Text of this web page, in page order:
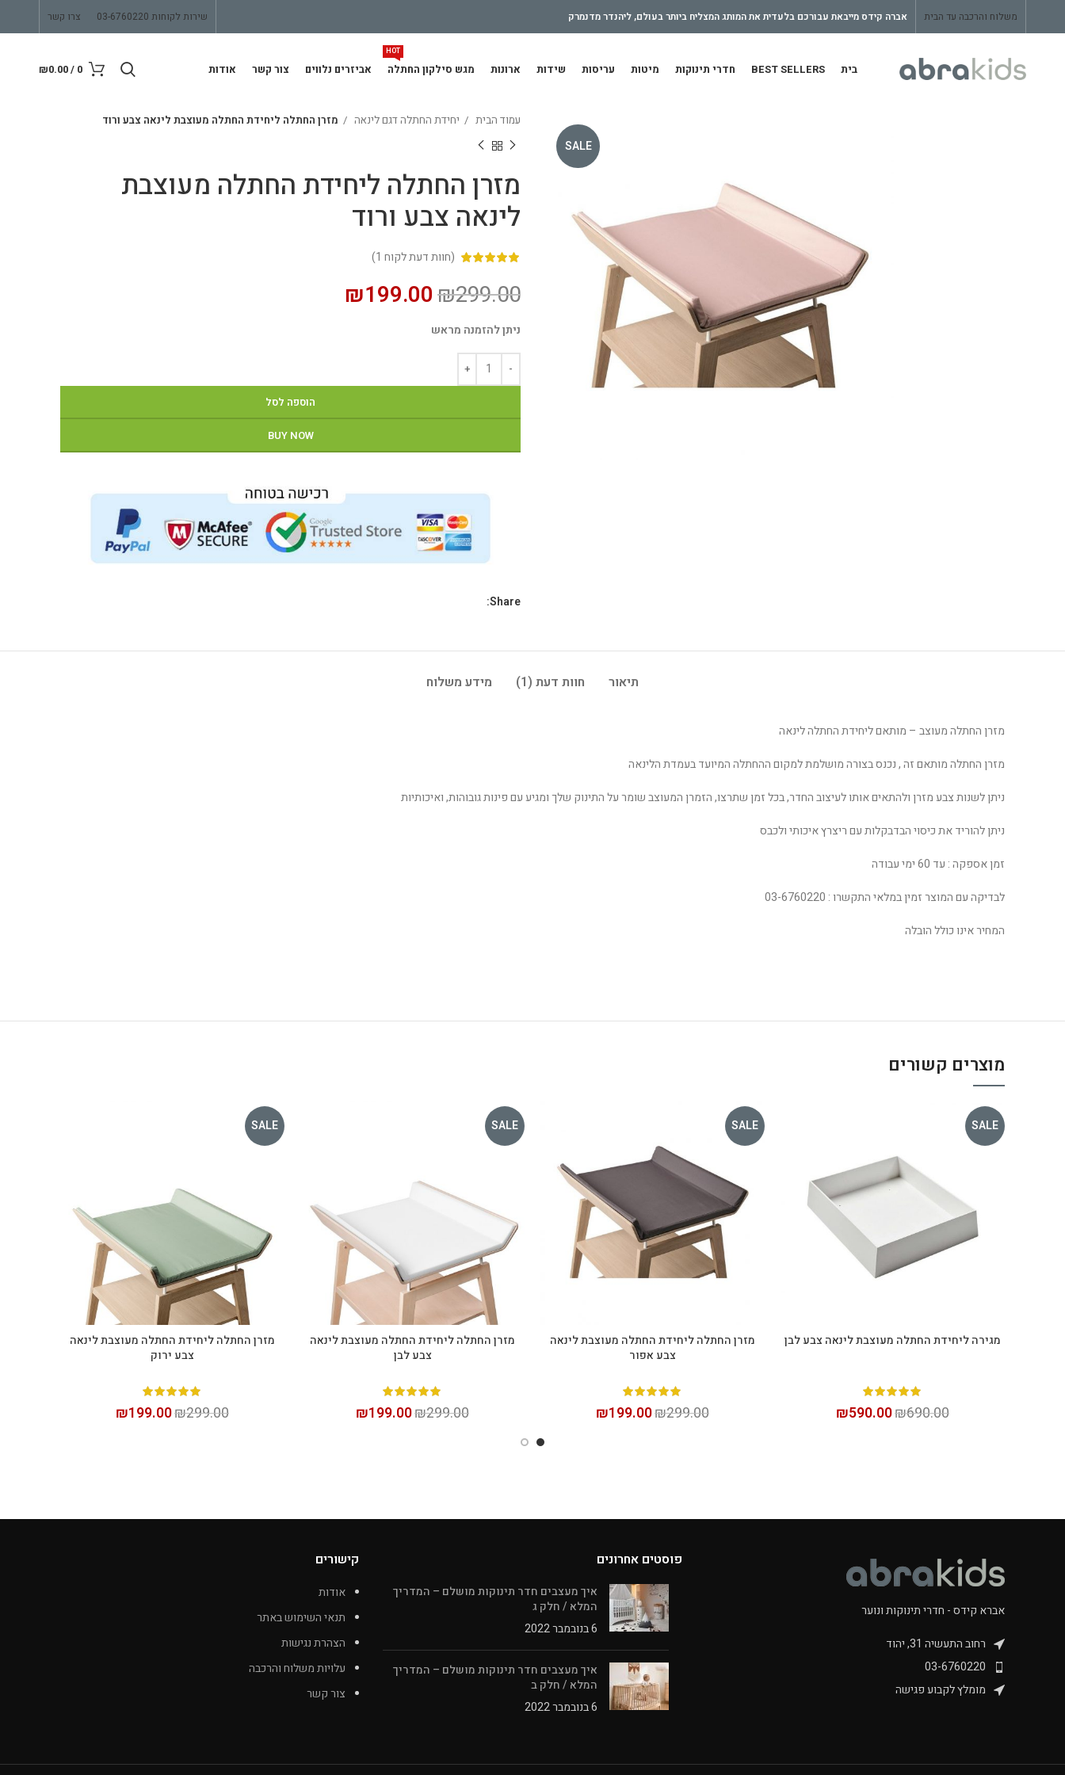
משלוח והרכבה עד הבית אברה קידס מייבאת עבורכם בלעדית את המותג המצליח ביותר בעולם, ליהנדר מדנמרק שירות לקוחות 03-6760220 צרו קשר
בית BEST SELLERS חדרי תינוקות מיטות עריסות שידות ארונות מגש סילקון החתלה
HOT
אביזרים נלווים צור קשר אודות 0
/
₪0.00
SALE
עמוד הבית יחידת החתלה דגם לינאה מזרן החתלה ליחידת החתלה מעוצבת לינאה צבע ורוד
מזרן החתלה ליחידת החתלה מעוצבת
לינאה צבע ורוד
(חוות דעת לקוח 1
)
₪299.00
₪199.00
ניתן להזמנה מראש
הוספה לסל
BUY NOW
Share:
תיאור חוות דעת (1) מידע משלוח
מזרן החתלה מעוצב – מותאם ליחידת החתלה לינאה
מזרן החתלה מותאם זה , נכנס בצורה מושלמת למקום ההחתלה המיועד בעמדת הלינאה
ניתן לשנות צבע מזרן ולהתאים אותו לעיצוב החדר, בכל זמן שתרצו, הזמרן המעוצב שומר על התינוק שלך ומגיע עם פינות גובוהות, ואיכותיות
ניתן להוריד את כיסוי הבדבקלות עם ריצרץ איכותי ולכבס
זמן אספקה : עד 60 ימי עבודה
לבדיקה עם המוצר זמין במלאי התקשרו : 03-6760220
המחיר אינו כולל הובלה
מוצרים קשורים
SALE
הוספה לסל
מגירה ליחידת החתלה מעוצבת לינאה צבע לבן
₪690.00
₪590.00
SALE
הוספה לסל
מזרן החתלה ליחידת החתלה מעוצבת לינאה
צבע אפור
₪299.00
₪199.00
SALE
הוספה לסל
מזרן החתלה ליחידת החתלה מעוצבת לינאה
צבע לבן
₪299.00
₪199.00
SALE
הוספה לסל
מזרן החתלה ליחידת החתלה מעוצבת לינאה
צבע ירוק
₪299.00
₪199.00
אברא קידס - חדרי תינוקות ונוער
רחוב התעשיה 31, יהוד
03-6760220
מומלץ לקבוע פגישה
פוסטים אחרונים
איך מעצבים חדר תינוקות מושלם – המדריך
המלא / חלק ג
6 בנובמבר 2022
איך מעצבים חדר תינוקות מושלם – המדריך
המלא / חלק ב
6 בנובמבר 2022
קישורים
אודות
תנאי השימוש באתר
הצהרת נגישות
עלויות משלוח והרכבה
צור קשר